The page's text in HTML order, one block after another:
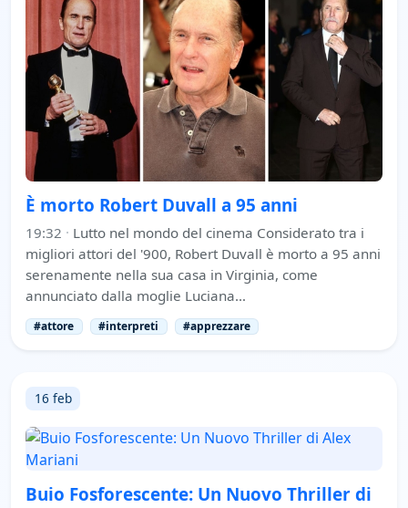
È morto Robert Duvall a 95 anni
19:32 · Lutto nel mondo del cinema Considerato tra i
migliori attori del '900, Robert Duvall è morto a 95 anni
serenamente nella sua casa in Virginia, come
annunciato dalla moglie Luciana…
#attore #interpreti #apprezzare
16 feb
Buio Fosforescente: Un Nuovo Thriller di